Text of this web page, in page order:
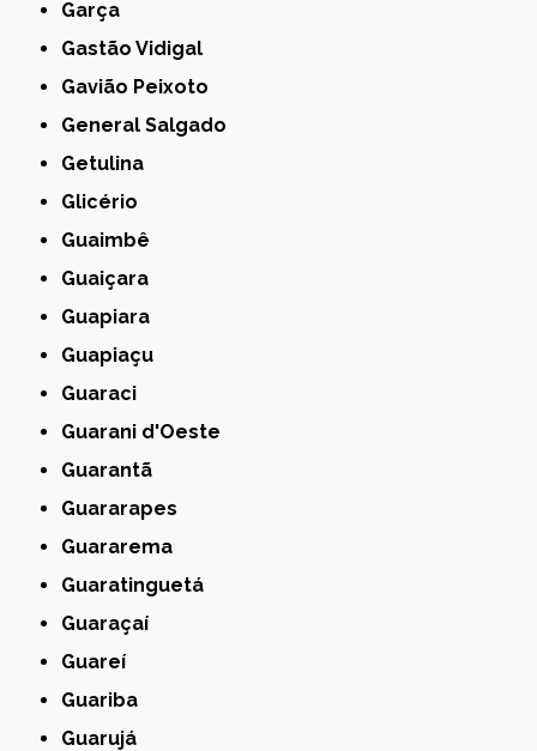
Garça
Gastão Vidigal
Gavião Peixoto
General Salgado
Getulina
Glicério
Guaimbê
Guaiçara
Guapiara
Guapiaçu
Guaraci
Guarani d'Oeste
Guarantã
Guararapes
Guararema
Guaratinguetá
Guaraçaí
Guareí
Guariba
Guarujá